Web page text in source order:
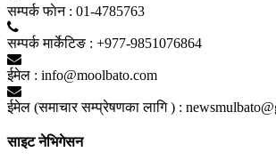
सम्पर्क फाेन : 01-4785763
सम्पर्क मार्केटिङ : +977-9851076864
ईमेल : info@moolbato.com
ईमेल (समाचार सम्प्रेषणका लागि ) :
साइट नेभिगेसन